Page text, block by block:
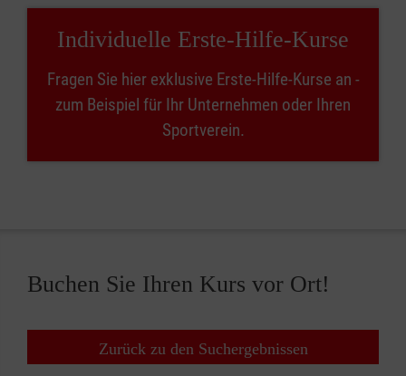
Individuelle Erste-Hilfe-Kurse
Fragen Sie hier exklusive Erste-Hilfe-Kurse an -
zum Beispiel für Ihr Unternehmen oder Ihren
Sportverein.
Buchen Sie Ihren Kurs vor Ort!
Zurück zu den Suchergebnissen